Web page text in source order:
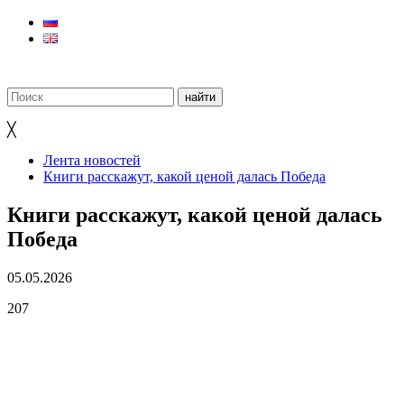
╳
Лента новостей
Книги расскажут, какой ценой далась Победа
Книги расскажут, какой ценой далась
Победа
05.05.2026
207